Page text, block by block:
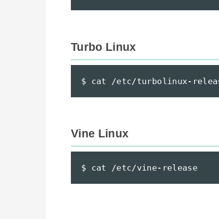
Turbo Linux
$ cat /etc/turbolinux-
Vine Linux
$ cat /etc/vine-release